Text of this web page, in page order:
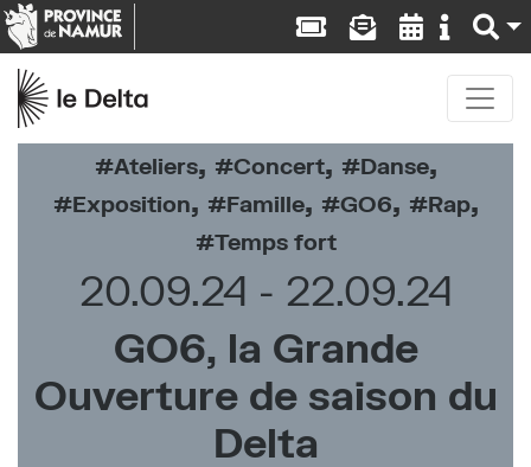
Ateliers, Concert, Danse,
Exposition, Famille, GO6, Rap,
Temps fort
20.09.24
22.09.24
GO6, la Grande
Ouverture de saison du
Delta